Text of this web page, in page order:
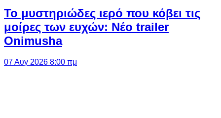
Το μυστηριώδες ιερό που κόβει τις
μοίρες των ευχών: Νέο trailer
Onimusha
07 Αυγ 2026 8:00 πμ